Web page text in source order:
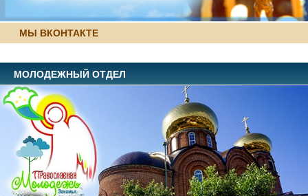
МЫ ВКОНТАКТЕ
МОЛОДЕЖНЫЙ ОТДЕЛ